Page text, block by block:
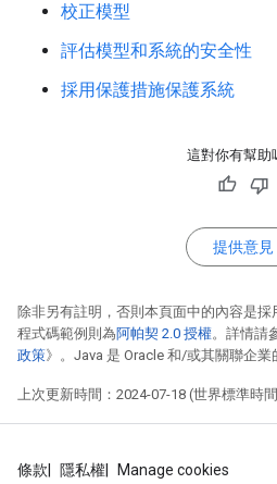
校正模型
評估模型和系統的安全性
採用保護措施保護系統
這對你有幫助
提供意見
除非另有註明，否則本頁面中的內容是採
程式碼範例則為阿帕契 2.0 授權。詳情請
政策》。Java 是 Oracle 和/或其關聯企業
上次更新時間：2024-07-18 (世界標準時間
條款 隱私權 Manage cookies